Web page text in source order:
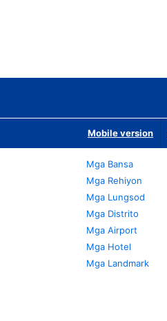
Mobile version
Mga Bansa
Mga Rehiyon
Mga Lungsod
Mga Distrito
Mga Airport
Mga Hotel
Mga Landmark